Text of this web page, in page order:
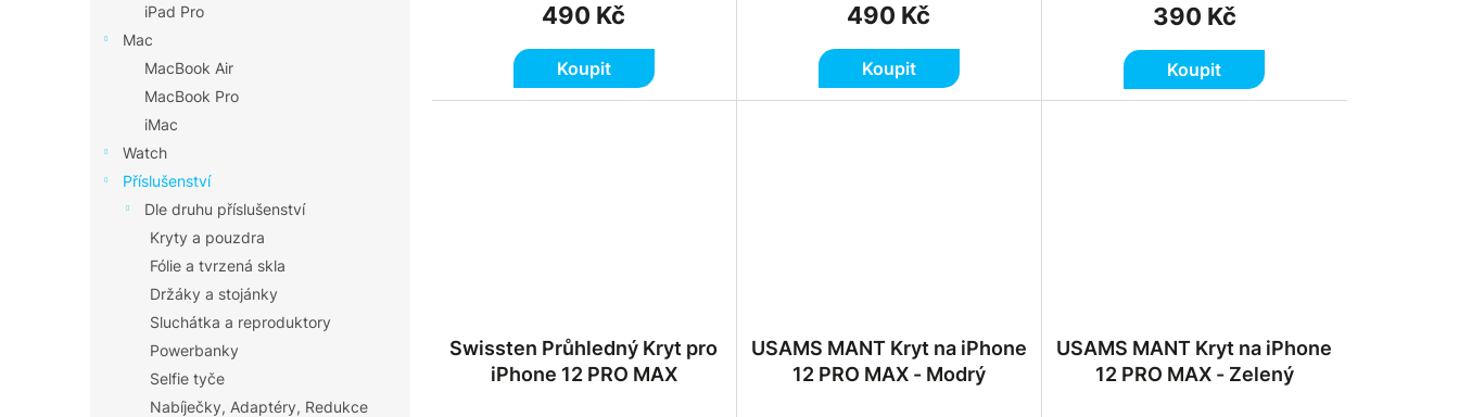
iPad Pro
Mac
MacBook Air
MacBook Pro
iMac
Watch
Příslušenství
Dle druhu příslušenství
Kryty a pouzdra
Fólie a tvrzená skla
Držáky a stojánky
Sluchátka a reproduktory
Powerbanky
Selfie tyče
Nabíječky, Adaptéry, Redukce
490 Kč
Koupit
490 Kč
Koupit
390 Kč
Koupit
Swissten Průhledný Kryt pro
iPhone 12 PRO MAX
USAMS MANT Kryt na iPhone
12 PRO MAX - Modrý
USAMS MANT Kryt na iPhone
12 PRO MAX - Zelený